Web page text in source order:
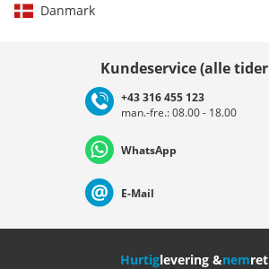
Danmark
Deutschland Österreich
Nederland Italia (Italiano)
Kundeservice (alle tider
+43 316 455 123
man.-fre.: 08.00 - 18.00
WhatsApp
E-Mail
Hurtiglevering &nem